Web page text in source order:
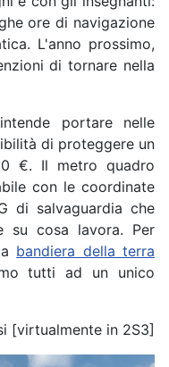
ore di navigazione
L'anno prossimo,
di tornare nella
portare nelle
di proteggere un
€. Il metro quadro
con le coordinate
di salvaguardia che
su cosa lavora. Per
bandiera della terra
tutti ad un unico
[virtualmente in 2S3]